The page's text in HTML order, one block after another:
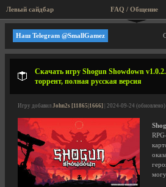
Левый сайдбар FAQ / Общение
Спорт, настольные,
Наш Telegram @SmallGamez
Скачать игру Shogun Showdown
торрент, полная русская версия
Игру добавил John2s [11865|1666] | 2024-09-24 (обновлено) |